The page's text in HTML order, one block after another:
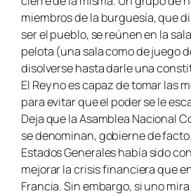
miembros de la burguesía, que
ser el pueblo, se reúnen en la
pelota (una sala como de juego
disolverse hasta darle una
El Rey no es capaz de tomar las
para evitar que el poder se le
Deja que la Asamblea Nacional
se denominan, gobierne de
Estados Generales había sido
mejorar la crisis financiera que
Francia. Sin embargo, si uno